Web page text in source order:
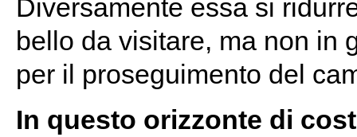
Diversamente essa si
bello da visitare, ma non in
per il proseguimento del
In questo orizzonte di